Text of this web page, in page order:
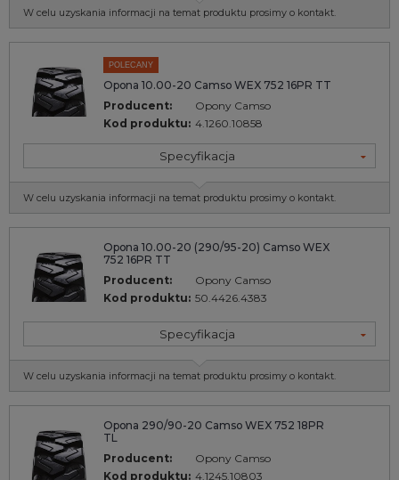
W celu uzyskania informacji na temat produktu prosimy o kontakt.
POLECANY
Opona 10.00-20 Camso WEX 752 16PR TT
Producent:
Opony Camso
Kod produktu: 4.1260.10858
Specyfikacja
W celu uzyskania informacji na temat produktu prosimy o kontakt.
Opona 10.00-20 (290/95-20) Camso WEX
752 16PR TT
Producent:
Opony Camso
Kod produktu: 50.4426.4383
Specyfikacja
W celu uzyskania informacji na temat produktu prosimy o kontakt.
Opona 290/90-20 Camso WEX 752 18PR
TL
Producent:
Opony Camso
Kod produktu: 4.1245.10803